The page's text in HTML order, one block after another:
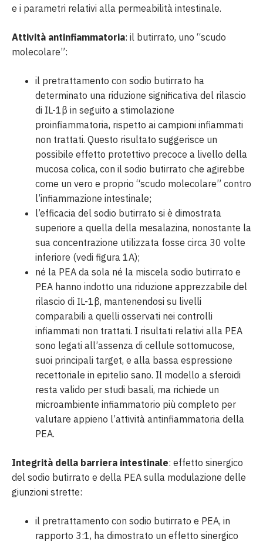
e i parametri relativi alla permeabilità intestinale.
Attività antinfiammatoria: il butirrato, uno “scudo
molecolare”:
il pretrattamento con sodio butirrato ha
determinato una riduzione significativa del rilascio
di IL-1β in seguito a stimolazione
proinfiammatoria, rispetto ai campioni infiammati
non trattati. Questo risultato suggerisce un
possibile effetto protettivo precoce a livello della
mucosa colica, con il sodio butirrato che agirebbe
come un vero e proprio “scudo molecolare” contro
l’infiammazione intestinale;
l’efficacia del sodio butirrato si è dimostrata
superiore a quella della mesalazina, nonostante la
sua concentrazione utilizzata fosse circa 30 volte
inferiore (vedi figura 1A);
né la PEA da sola né la miscela sodio butirrato e
PEA hanno indotto una riduzione apprezzabile del
rilascio di IL-1β, mantenendosi su livelli
comparabili a quelli osservati nei controlli
infiammati non trattati. I risultati relativi alla PEA
sono legati all’assenza di cellule sottomucose,
suoi principali target, e alla bassa espressione
recettoriale in epitelio sano. Il modello a sferoidi
resta valido per studi basali, ma richiede un
microambiente infiammatorio più completo per
valutare appieno l’attività antinfiammatoria della
PEA.
Integrità della barriera intestinale: effetto sinergico
del sodio butirrato e della PEA sulla modulazione delle
giunzioni strette:
il pretrattamento con sodio butirrato e PEA, in
rapporto 3:1, ha dimostrato un effetto sinergico